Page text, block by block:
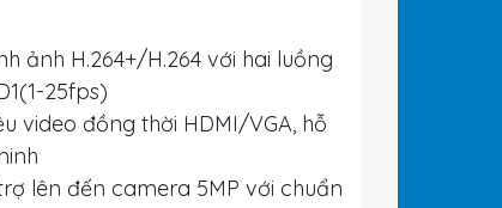
ảnh H.264+/H.264 với hai luồng
25fps)
video đồng thời HDMI/VGA, hỗ
lên đến camera 5MP với chuẩn